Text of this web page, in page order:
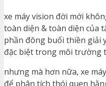
xe máy vision đời mới
toàn diện & toàn diện của
phần đông buổi thiền giải
đặc biệt trong môi trường
nhưng mà hơn nữa, xe
để phân tích thói quen